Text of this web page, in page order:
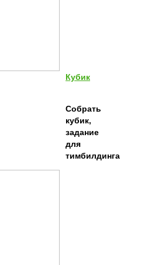
Кубик
Собрать
кубик,
задание
для
тимбилдинга